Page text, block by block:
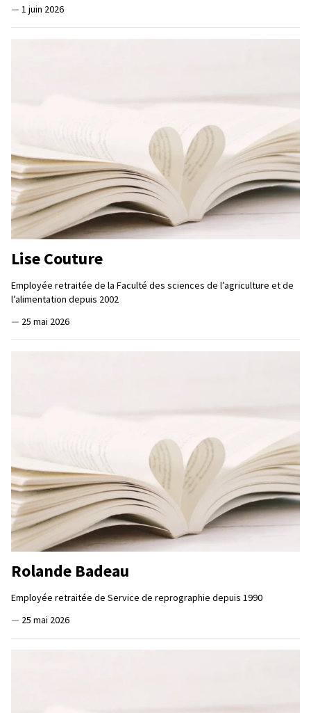
— 1 juin 2026
Lise Couture
Employée retraitée de la Faculté des sciences de l’agriculture et de
l’alimentation depuis 2002
— 25 mai 2026
Rolande Badeau
Employée retraitée de Service de reprographie depuis 1990
— 25 mai 2026